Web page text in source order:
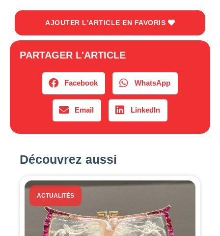
AJOUTER L'ARTICLE EN FAVORIS
PARTAGER L'ARTICLE
Facebook WhatsApp
Email LinkedIn
Découvrez aussi
ACTUALITÉS